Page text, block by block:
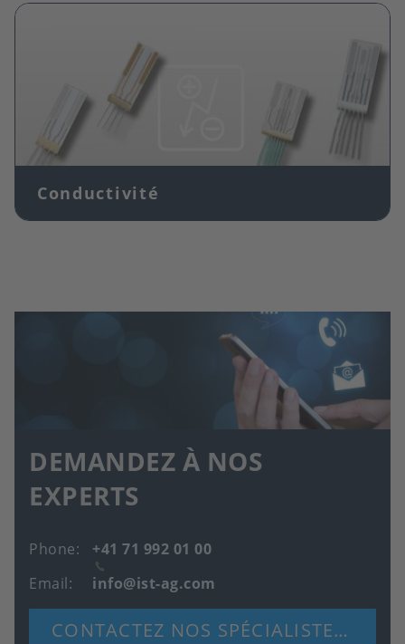
Conductivité
DEMANDEZ À NOS
EXPERTS
Phone
+41 71 992 01 00
Email
info@ist-ag.com
CONTACTEZ NOS SPÉCIALISTES DÈS MAINTENANT